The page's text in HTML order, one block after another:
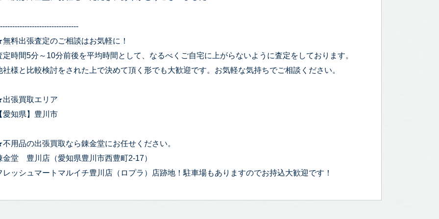
料出張査定のご相談はお気軽に！
定時間5分～10分前後を平均時間として、なるべくご自宅に上がらないように査定をしております。
社様と比較検討をされた上で決めて頂く形でも大歓迎です。お気軽な気持ちでご相談ください。
張買取エリア
愛知県】豊川市
用品の出張買取なら錬金堂にお任せください。
金堂 豊川店（愛知県豊川市西豊町2-17）
レッシュマートマルイチ豊川店（ロプラ）店跡地！駐車場もありますのでお持込大歓迎です！